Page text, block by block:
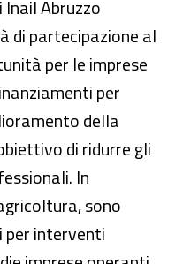
Abruzzo
di partecipazione al
per le imprese
per
della
di ridurre gli
In
sono
per interventi